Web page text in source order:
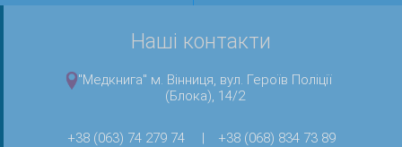
Наші контакти
"Медкнига" м. Вінниця, вул. Героїв Поліції
(Блока), 14/2
+38 (063) 74 279 74 |
+38 (068) 834 73 89